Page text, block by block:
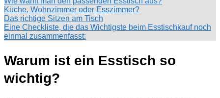
Küche, Wohnzimmer oder Esszimmer?
Das richtige Sitzen am Tisch
Eine Checkliste, die das Wichtigste beim Esstischkauf noch
einmal zusammenfasst:
Warum ist ein Esstisch so
wichtig?